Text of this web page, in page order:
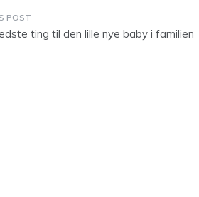
ting til den lille nye baby i familien